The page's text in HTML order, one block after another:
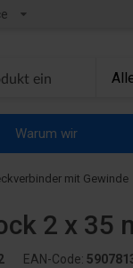
Warum wir
mit Gewinde
2 x 35
EAN-Code: